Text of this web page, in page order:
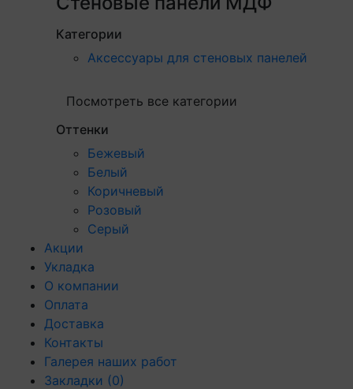
Категории
Аксессуары для стеновых панелей
Посмотреть все категории
Оттенки
Бежевый
Белый
Коричневый
Розовый
Серый
Акции
Укладка
О компании
Оплата
Доставка
Контакты
Галерея наших работ
Закладки (0)